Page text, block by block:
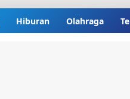
Hiburan Olahraga